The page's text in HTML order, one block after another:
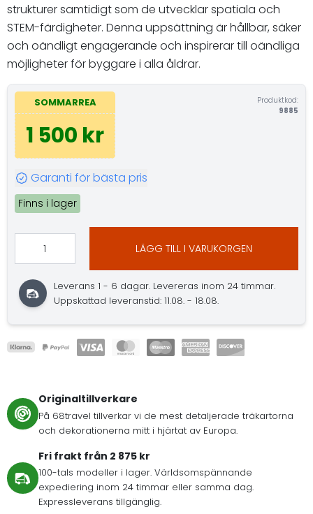
strukturer samtidigt som de utvecklar spatiala och
STEM-färdigheter. Denna uppsättning är hållbar, säker
och oändligt engagerande och inspirerar till oändliga
möjligheter för byggare i alla åldrar.
SOMMARREA
1 500 kr
Produktkod:
9885
Garanti för bästa pris
Finns i lager
LÄGG TILL I VARUKORGEN
Leverans 1 - 6 dagar. Levereras inom 24 timmar.
Uppskattad leveranstid: 11.08. - 18.08.
Originaltillverkare
På 68travel tillverkar vi de mest detaljerade träkartorna
och dekorationerna mitt i hjärtat av Europa.
Fri frakt från 2 875 kr
100-tals modeller i lager. Världsomspännande
expediering inom 24 timmar eller samma dag.
Expressleverans tillgänglig.